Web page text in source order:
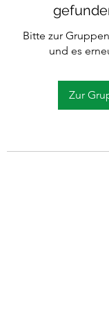
Bitte zur
und es
Zur